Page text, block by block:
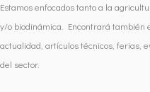
Estamos enfocados tanto a la
y/o biodinámica. Encontrará también
actualidad, artículos técnicos, ferias,
del sector.